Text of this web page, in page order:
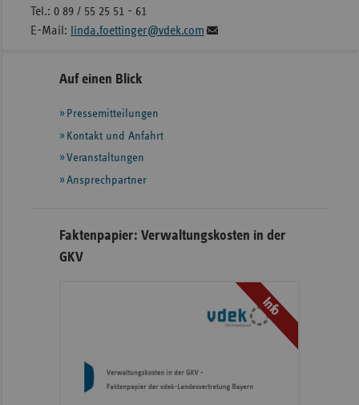
Tel.: 0 89 / 55 25 51 - 61
E-Mail:
linda.foettinger@vdek.com
Seitennavigation
Seitenleiste
weiteren
Informationen
Auf einen Blick
Pressemitteilungen
Kontakt und Anfahrt
Veranstaltungen
Ansprechpartner
Faktenpapier: Verwaltungskosten in der
GKV
Info